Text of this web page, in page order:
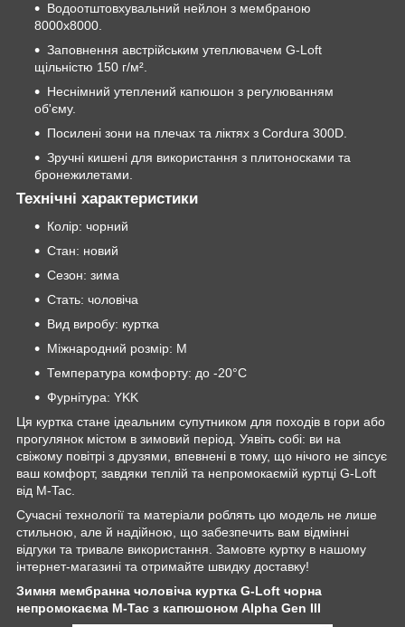
Водоотштовхувальний нейлон з мембраною
8000х8000.
Заповнення австрійським утеплювачем G-Loft
щільністю 150 г/м².
Неснімний утеплений капюшон з регулюванням
об'єму.
Посилені зони на плечах та ліктях з Cordura 300D.
Зручні кишені для використання з плитоносками та
бронежилетами.
Технічні характеристики
Колір: чорний
Стан: новий
Сезон: зима
Стать: чоловіча
Вид виробу: куртка
Міжнародний розмір: M
Температура комфорту: до -20°C
Фурнітура: YKK
Ця куртка стане ідеальним супутником для походів в гори або
прогулянок містом в зимовий період. Уявіть собі: ви на
свіжому повітрі з друзями, впевнені в тому, що нічого не зіпсує
ваш комфорт, завдяки теплій та непромокаємій куртці G-Loft
від M-Tac.
Сучасні технології та матеріали роблять цю модель не лише
стильною, але й надійною, що забезпечить вам відмінні
відгуки та тривале використання. Замовте куртку в нашому
інтернет-магазині та отримайте швидку доставку!
Зимня мембранна чоловіча куртка G-Loft чорна
непромокаєма M-Tac з капюшоном Alpha Gen III